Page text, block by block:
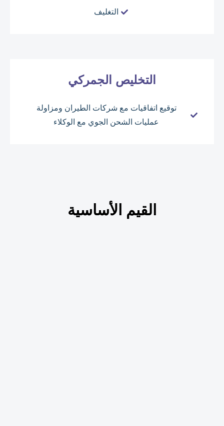
التغليف
التخليص الجمركي
توقيع اتفاقيات مع شركات الطيران ومزاولة
عمليات الشحن الجوي مع الوكلاء
القيم الأساسية